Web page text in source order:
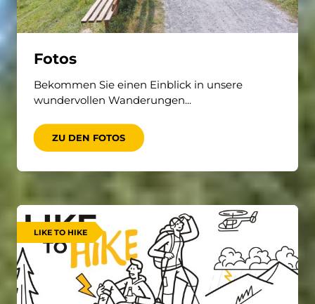
Fotos
Bekommen Sie einen Einblick in unsere
wundervollen Wanderungen...
ZU DEN FOTOS
LIKE TO HIKE